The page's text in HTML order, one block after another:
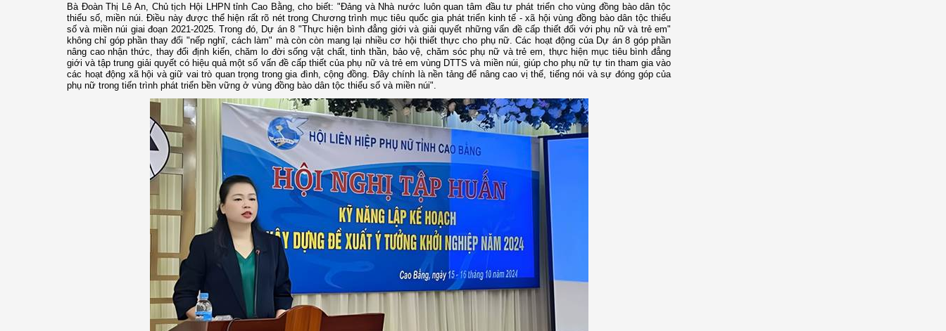
Bà Đoàn Thị Lê An, Chủ tịch Hội LHPN tỉnh Cao Bằng, cho biết: "Đảng và Nhà nước luôn quan tâm đầu tư phát triển cho vùng đồng bào dân tộc
thiểu số, miền núi. Điều này được thể hiện rất rõ nét trong Chương trình mục tiêu quốc gia phát triển kinh tế - xã hội vùng đồng bào dân tộc thiểu
số và miền núi giai đoạn 2021-2025. Trong đó, Dự án 8 "Thực hiện bình đẳng giới và giải quyết những vấn đề cấp thiết đối với phụ nữ và trẻ em"
không chỉ góp phần thay đổi "nếp nghĩ, cách làm" mà còn còn mang lại nhiều cơ hội thiết thực cho phụ nữ. Các hoạt động của Dự án 8 góp phần
nâng cao nhận thức, thay đổi định kiến, chăm lo đời sống vật chất, tinh thần, bảo vệ, chăm sóc phụ nữ và trẻ em, thực hiện mục tiêu bình đẳng
giới và tập trung giải quyết có hiệu quả một số vấn đề cấp thiết của phụ nữ và trẻ em vùng DTTS và miền núi, giúp cho phụ nữ tự tin tham gia vào
các hoạt động xã hội và giữ vai trò quan trọng trong gia đình, cộng đồng. Đây chính là nền tảng để nâng cao vị thế, tiếng nói và sự đóng góp của
phụ nữ trong tiến trình phát triển bền vững ở vùng đồng bào dân tộc thiểu số và miền núi".